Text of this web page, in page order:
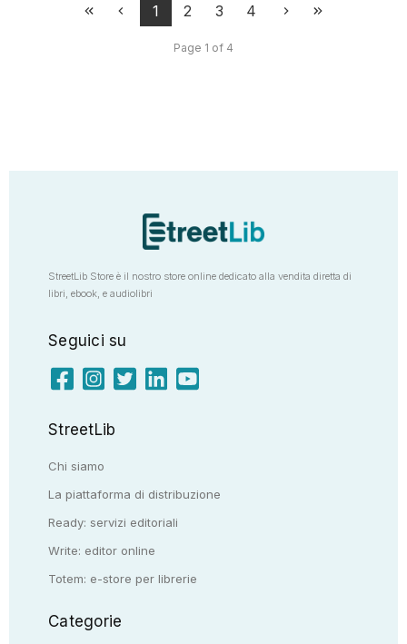
1 2 3 4
Page 1 of 4
StreetLib Store è il nostro store online dedicato alla vendita diretta di
libri, ebook, e audiolibri
Seguici su
StreetLib
Chi siamo
La piattaforma di distribuzione
Ready: servizi editoriali
Write: editor online
Totem: e-store per librerie
Categorie